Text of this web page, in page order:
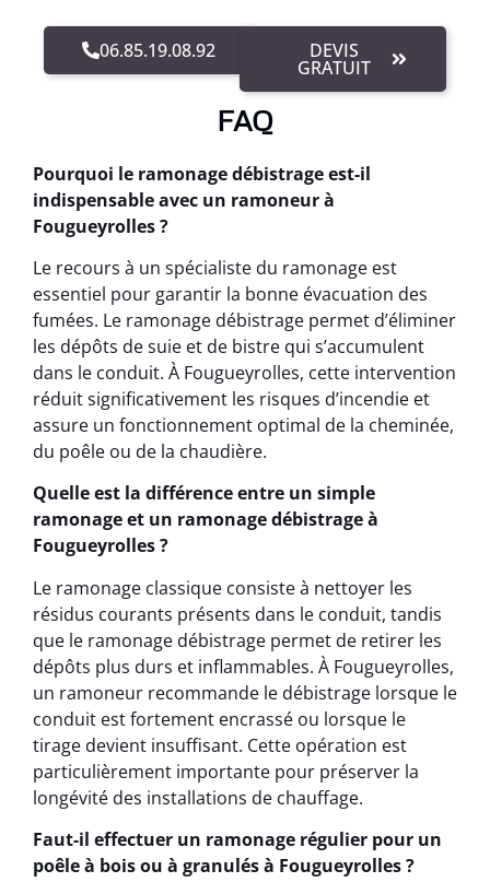
06.85.19.08.92 DEVIS
GRATUIT
FAQ
Pourquoi le ramonage débistrage est-il
indispensable avec un ramoneur à
Fougueyrolles ?
Le recours à un spécialiste du ramonage est
essentiel pour garantir la bonne évacuation des
fumées. Le ramonage débistrage permet d’éliminer
les dépôts de suie et de bistre qui s’accumulent
dans le conduit. À Fougueyrolles, cette intervention
réduit significativement les risques d’incendie et
assure un fonctionnement optimal de la cheminée,
du poêle ou de la chaudière.
Quelle est la différence entre un simple
ramonage et un ramonage débistrage à
Fougueyrolles ?
Le ramonage classique consiste à nettoyer les
résidus courants présents dans le conduit, tandis
que le ramonage débistrage permet de retirer les
dépôts plus durs et inflammables. À Fougueyrolles,
un ramoneur recommande le débistrage lorsque le
conduit est fortement encrassé ou lorsque le
tirage devient insuffisant. Cette opération est
particulièrement importante pour préserver la
longévité des installations de chauffage.
Faut-il effectuer un ramonage régulier pour un
poêle à bois ou à granulés à Fougueyrolles ?